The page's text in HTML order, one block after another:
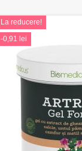
La reducere!
-0,91 lei